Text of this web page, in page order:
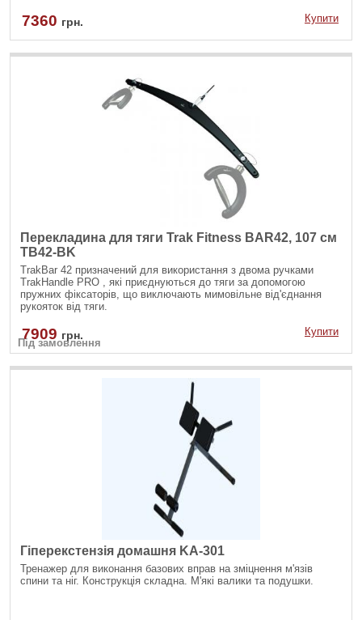
конструкції допоможуть зробити тіло красивим, сильним і
рельєфним, а також підвищити витривалість організму.
7360 грн. Купити
Перекладина для тяги Trak Fitness BAR42, 107 см
TB42-BK
TrakBar 42 призначений для використання з двома ручками
TrakHandle PRO , які приєднуються до тяги за допомогою
пружних фіксаторів, що виключають мимовільне від'єднання
рукояток від тяги.
7909 грн.
Купити
Під замовлення
Гіперекстензія домашня KA-301
Тренажер для виконання базових вправ на зміцнення м'язів
спини та ніг. Конструкція складна. М'які валики та подушки.